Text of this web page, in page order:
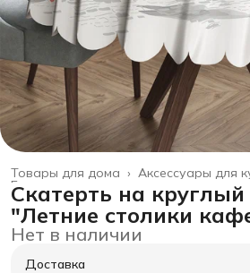
Аксессуары для
Товары для дома ›
Главная
Скатерть на круглый
"Летние столики
Нет в наличии
Доставка